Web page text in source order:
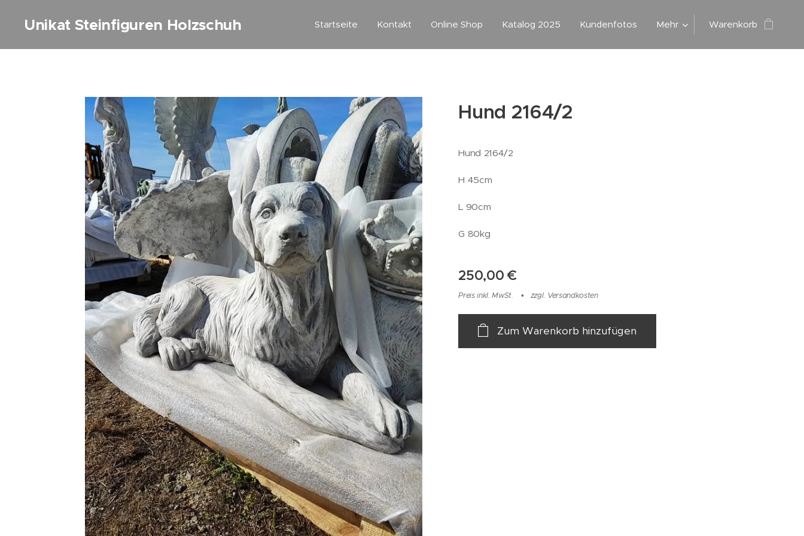
Unikat Steinfiguren Holzschuh Startseite Kontakt Online Shop Katalog 2025 Kundenfotos Mehr Warenkorb
Hund 2164/2
Hund 2164/2
H 45cm
L 90cm
G 80kg
250,00 €
Preis inkl. MwSt. zzgl. Versandkosten
Zum Warenkorb hinzufügen